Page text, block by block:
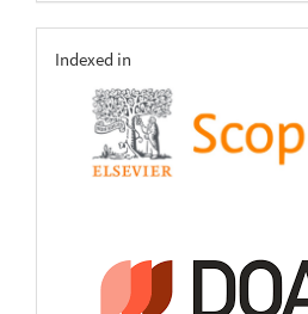
indexing
Indexed in